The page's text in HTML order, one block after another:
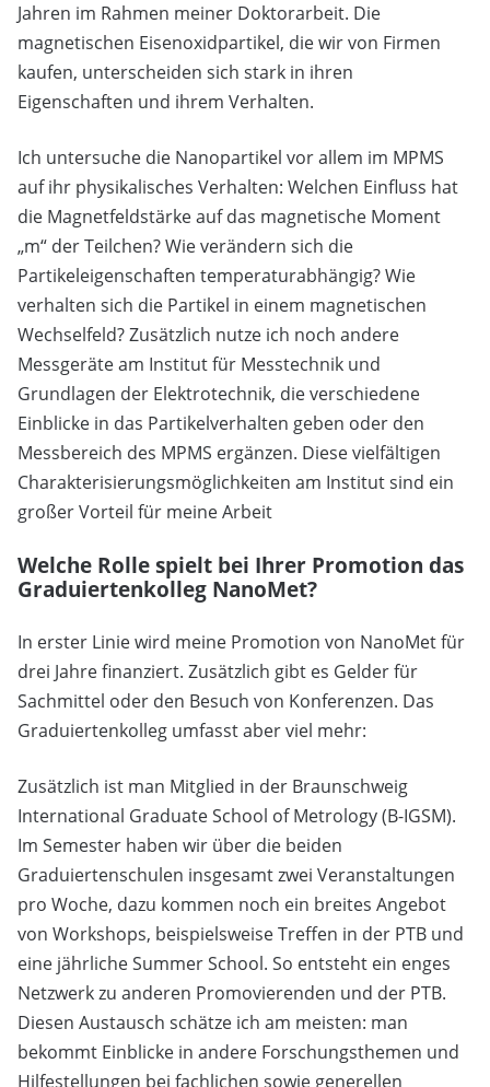
Jahren im Rahmen meiner Doktorarbeit. Die
magnetischen Eisenoxidpartikel, die wir von Firmen
kaufen, unterscheiden sich stark in ihren
Eigenschaften und ihrem Verhalten.
Ich untersuche die Nanopartikel vor allem im MPMS
auf ihr physikalisches Verhalten: Welchen Einfluss hat
die Magnetfeldstärke auf das magnetische Moment
„m“ der Teilchen? Wie verändern sich die
Partikeleigenschaften temperaturabhängig? Wie
verhalten sich die Partikel in einem magnetischen
Wechselfeld? Zusätzlich nutze ich noch andere
Messgeräte am Institut für Messtechnik und
Grundlagen der Elektrotechnik, die verschiedene
Einblicke in das Partikelverhalten geben oder den
Messbereich des MPMS ergänzen. Diese vielfältigen
Charakterisierungsmöglichkeiten am Institut sind ein
großer Vorteil für meine Arbeit
Welche Rolle spielt bei Ihrer Promotion das
Graduiertenkolleg NanoMet?
In erster Linie wird meine Promotion von NanoMet für
drei Jahre finanziert. Zusätzlich gibt es Gelder für
Sachmittel oder den Besuch von Konferenzen. Das
Graduiertenkolleg umfasst aber viel mehr:
Zusätzlich ist man Mitglied in der Braunschweig
International Graduate School of Metrology (B-IGSM).
Im Semester haben wir über die beiden
Graduiertenschulen insgesamt zwei Veranstaltungen
pro Woche, dazu kommen noch ein breites Angebot
von Workshops, beispielsweise Treffen in der PTB und
eine jährliche Summer School. So entsteht ein enges
Netzwerk zu anderen Promovierenden und der PTB.
Diesen Austausch schätze ich am meisten: man
bekommt Einblicke in andere Forschungsthemen und
Hilfestellungen bei fachlichen sowie generellen